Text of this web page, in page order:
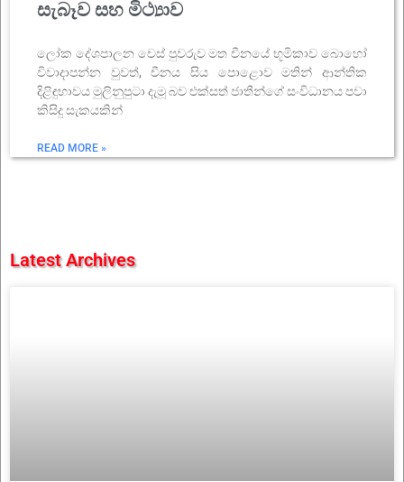
සැබෑව සහ මිථ්‍යාව
ලෝක දේශපාලන චෙස් පුවරුව මත චීනයේ භූමිකාව බොහෝ
විවාදාපන්න වුවත්, චීනය සිය පොළොව මතින් ආන්තික
දිළිඳුභාවය මුලිනුපුටා දැමූ බව එක්සත් ජාතීන්ගේ සංවිධානය පවා
කිසිදු සැකයකින්
READ MORE »
Latest Archives